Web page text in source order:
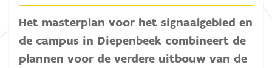
Het masterplan voor het signaalgebied en
de campus in Diepenbeek combineert de
plannen voor de verdere uitbouw van de